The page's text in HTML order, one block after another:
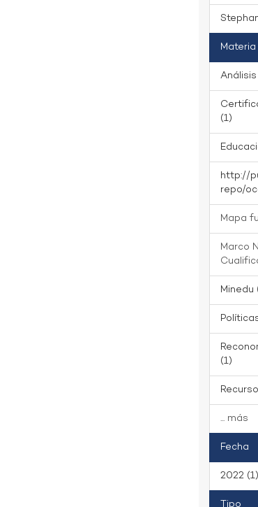
Materia
(1)
http://
repo/
Mapa
Marco
Minedu
(1)
... más
Fecha
2022 (1)